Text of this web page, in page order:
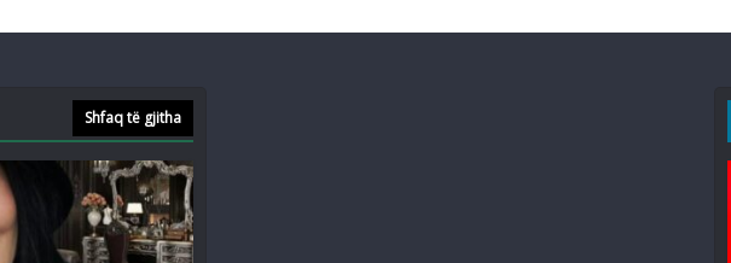
Shfaq të gjitha